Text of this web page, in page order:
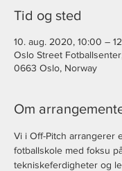
Tid og sted
10. aug. 2020, 10:00 –
Oslo Street
0663 Oslo, Norway
Om
Vi i Off-Pitch arrangerer
fotballskole med foksu
tekniskeferdigheter og